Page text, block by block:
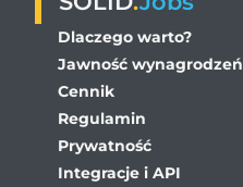
Dlaczego warto?
Jawność wynagrodzeń
Cennik
Regulamin
Prywatność
Integracje i API